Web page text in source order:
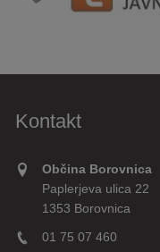
Kontakt
Občina Borovnica
Paplerjeva ulica 22
1353 Borovnica
01 75 07 460